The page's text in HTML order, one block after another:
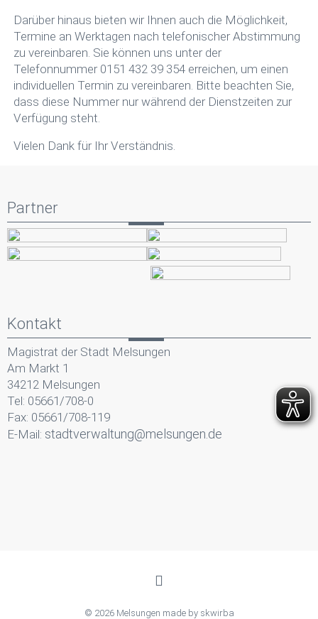
Darüber hinaus bieten wir Ihnen auch die Möglichkeit,
Termine an Werktagen nach telefonischer Abstimmung
zu vereinbaren. Sie können uns unter der
Telefonnummer 0151 432 39 354 erreichen, um einen
individuellen Termin zu vereinbaren. Bitte beachten Sie,
dass diese Nummer nur während der Dienstzeiten zur
Verfügung steht.
Vielen Dank für Ihr Verständnis.
Partner
Kontakt
Magistrat der Stadt Melsungen
Am Markt 1
34212 Melsungen
Tel: 05661/708-0
Fax: 05661/708-119
E-Mail: stadtverwaltung@melsungen.de
© 2026 Melsungen made by skwirba